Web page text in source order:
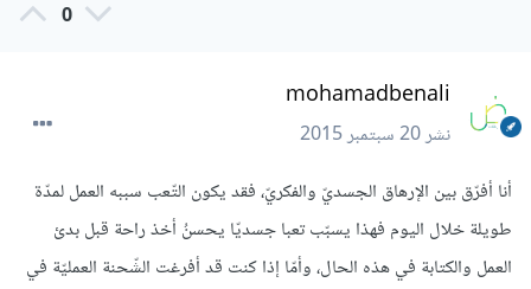
0
mohamadbenali
نشر20 سبتمبر 2015
أنا أفرّق بين الإرهاق الجسديّ والفكريّ، فقد يكون التّعب سببه العمل لمدّة
طويلة خلال اليوم فهذا يسبّب تعبا جسديّا يحسنُ أخذ راحة قبل بدئ
العمل والكتابة في هذه الحال، وأمّا إذا كنت قد أفرغت الشّحنة العمليّة في